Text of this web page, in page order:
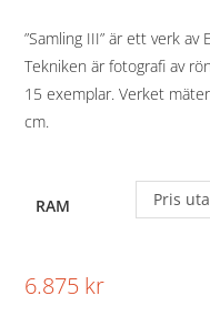
”Samling III” är ett verk
Tekniken är fotografi av
15 exemplar. Verket
cm.
RAM Pris
6.875 kr